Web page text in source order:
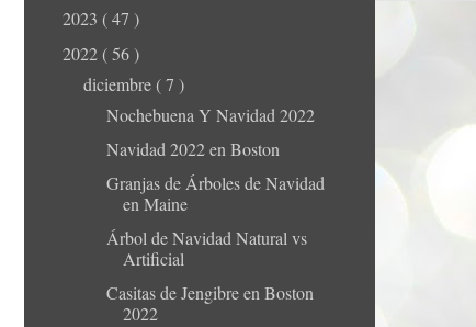
2023 ( 47 )
2022 ( 56 )
diciembre ( 7 )
Nochebuena Y Navidad 2022
Navidad 2022 en Boston
Granjas de Árboles de Navidad
en Maine
Árbol de Navidad Natural vs
Artificial
Casitas de Jengibre en Boston
2022